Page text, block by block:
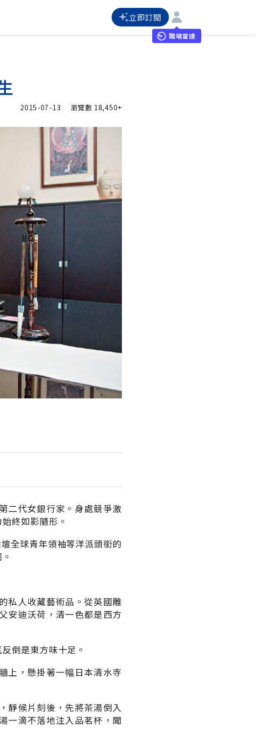
立即訂閱
職場雷達
2015-07-13 瀏覽數 18,450+
二代女銀行家。身處競爭激
終如影隨形。
全球青年領袖等洋派頭銜的
私人收藏藝術品。從英國雕
安迪沃荷，清一色都是西方
倒是東方味十足。
上，懸掛著一幅日本清水寺
靜候片刻後，先將茶湯倒入
一滴不落地注入品茗杯，聞